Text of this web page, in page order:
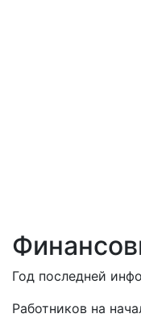
Год последней
Работников на